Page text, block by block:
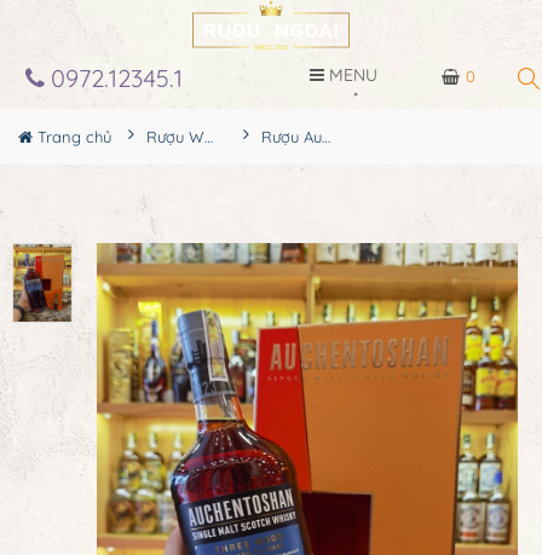
0
0972.12345.1 MENU
Trang chủ Rượu Whisky Rượu Auchentoshan Three Wood Hộp Quà 2024